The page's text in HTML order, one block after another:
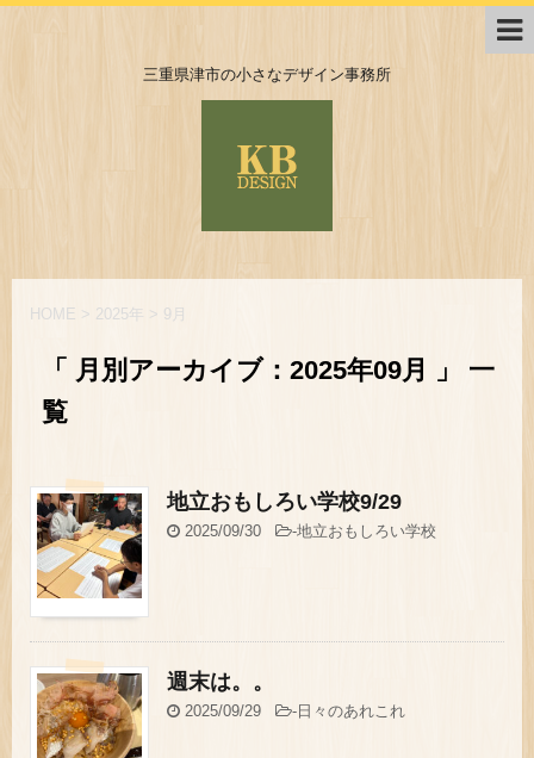
三重県津市の小さなデザイン事務所
HOME > 2025年 > 9月
「 月別アーカイブ：2025年09月 」 一
覧
地立おもしろい学校9/29
2025/09/30 -地立おもしろい学校
週末は。。
2025/09/29 -日々のあれこれ